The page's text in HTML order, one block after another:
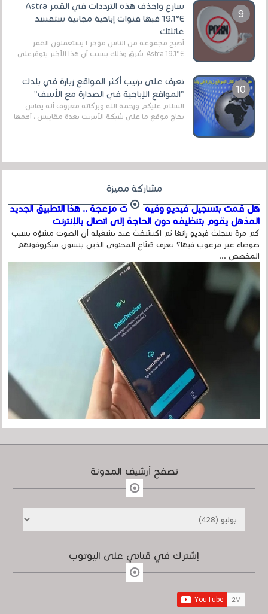
سارع واحذف هذه الترددات في القمر Astra
19.1°E فبها قنوات إباحية مجانية ستفسد
عائلتك
أصبح مجموعة من الناس مؤخر ا يستعملون القمر
Astra 19.1°E شرق وذلك بسبب أن هذا الأخير يتوفرعلى
تعرف على ترتيب أكثر المواقع زيارة في بلدك
"المواقع الإباحية في الصدارة مع الأسف"
السلام عليكم ورحمة الله وبركاته معروف أنه يقاس
نجاح موقع ما على شبكة الأنترنت بعدة مقاييس ، أهمها
مشاركة مميزة
هل قمت بتسجيل فيديو وفيه أصوت مزعجة .. هذا التطبيق الجديد
المذهل يقوم بتنظيفه دون الحاجة إلى اتصال بالإنترنت
كم مرة سجلتَ فيديو رائعًا ثم اكتشفتَ عند تشغيله أن الصوت مشوّه بسبب
ضوضاء غير مرغوب فيها؟ يعرف صُنّاع المحتوى الذين ينسون ميكروفونهم
المخصص ...
تصفح أرشيف المدونة
إشترك في قناتي على اليوتوب